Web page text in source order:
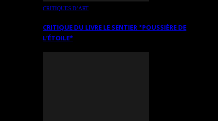
CRITIQUES D’ART
CRITIQUE DU LIVRE LE SENTIER *POUSSIÈRE DE
L’ÉTOILE*